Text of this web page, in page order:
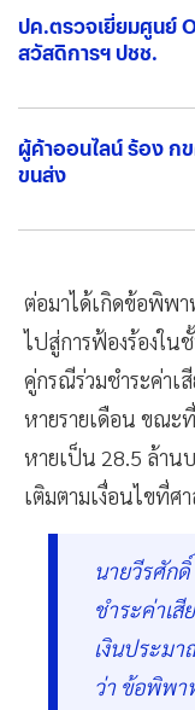
ปค.ตรวจเยี่ยมศูนย์
สวัสดิการฯ ปชช.
ผู้ค้าออนไลน์ ร้อง
ขนส่ง
ต่อมาได้เกิดข้อพิพา
ไปสู่การฟ้องร้องใ
คู่กรณีร่วมชำระค่าเ
หายรายเดือน ขณะ
หายเป็น 28.5 ล้าน
เติมตามเงื่อนไขที่ศ
นายวีรศัก
ชำระค่าเ
เงินประม
ว่า ข้อพิพา